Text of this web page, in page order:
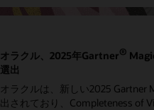
オラクル、2025年Gartner®
選出
オラクルは、新しい2025 Gartner
出されており、Completeness of